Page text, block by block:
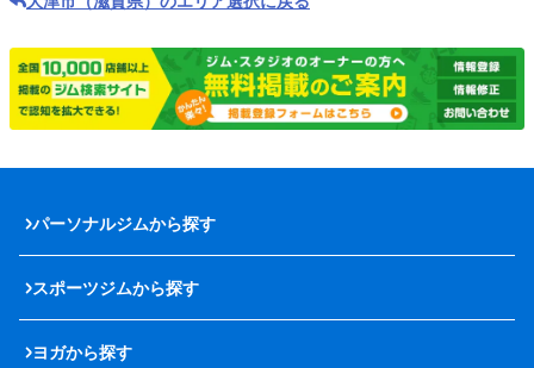
パーソナルジムから探す
スポーツジムから探す
ヨガから探す